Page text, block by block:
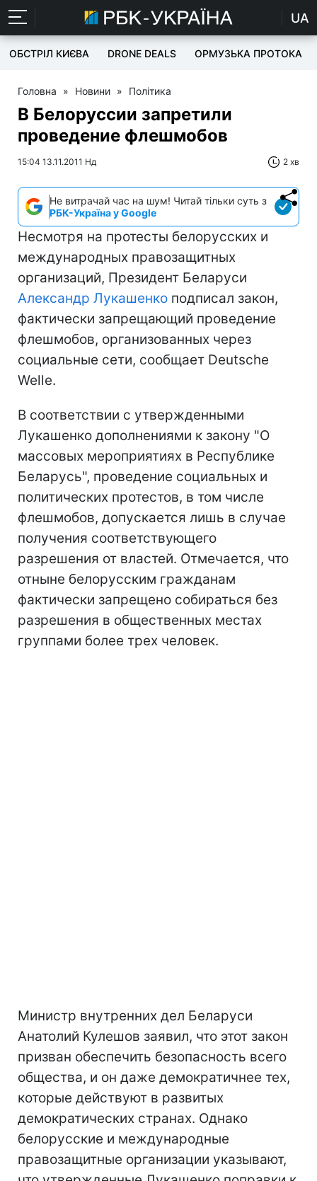
UA
ОБСТРІЛ КИЄВА DRONE DEALS ОРМУЗЬКА ПРОТОКА
Головна » Новини » Політика
В Белоруссии запретили
проведение флешмобов
15:04 13.11.2011 Нд 2 хв
Не витрачай час на шум! Читай тільки суть з
РБК-Україна у Google
Несмотря на протесты белорусских и
международных правозащитных
организаций, Президент Беларуси
Александр Лукашенко подписал закон,
фактически запрещающий проведение
флешмобов, организованных через
социальные сети, сообщает Deutsche
Welle.
В соответствии с утвержденными
Лукашенко дополнениями к закону "О
массовых мероприятиях в Республике
Беларусь", проведение социальных и
политических протестов, в том числе
флешмобов, допускается лишь в случае
получения соответствующего
разрешения от властей. Отмечается, что
отныне белорусским гражданам
фактически запрещено собираться без
разрешения в общественных местах
группами более трех человек.
Министр внутренних дел Беларуси
Анатолий Кулешов заявил, что этот закон
призван обеспечить безопасность всего
общества, и он даже демократичнее тех,
которые действуют в развитых
демократических странах. Однако
белорусские и международные
правозащитные организации указывают,